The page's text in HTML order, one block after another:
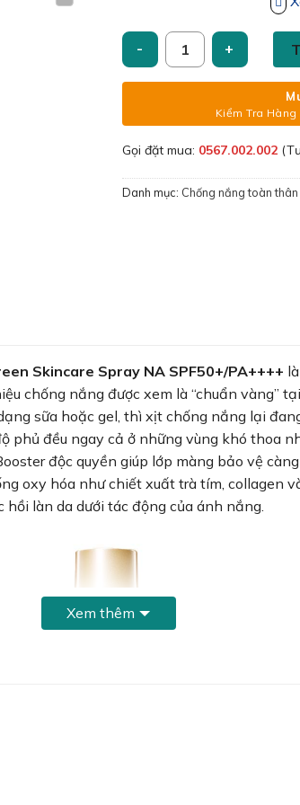
Xịt chống nắng Anessa
Kiểm Tra Hàng
Gọi đặt mua: 0567.002.002(Tư
Danh mục: Chống nắng toàn thân
Skincare Spray NA SPF50+/PA++++
chống nắng được xem là “chuẩn vàng”
sữa hoặc gel, thì xịt chống nắng lại
đều ngay cả ở những vùng khó thoa
độc quyền giúp lớp màng bảo vệ
oxy hóa như chiết xuất trà tím, collagen
làn da dưới tác động của ánh nắng.
Xem thêm